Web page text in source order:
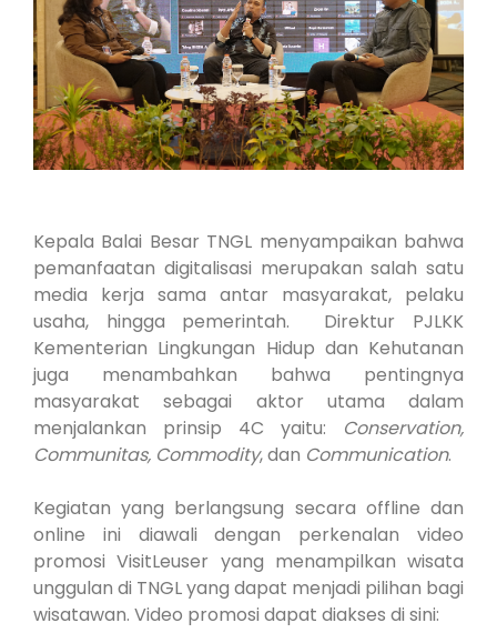
Kepala Balai Besar TNGL menyampaikan bahwa
pemanfaatan digitalisasi merupakan salah satu
media kerja sama antar masyarakat, pelaku
usaha, hingga pemerintah. Direktur PJLKK
Kementerian Lingkungan Hidup dan Kehutanan
juga menambahkan bahwa pentingnya
masyarakat sebagai aktor utama dalam
menjalankan prinsip 4C yaitu: Conservation,
Communitas, Commodity, dan Communication.
Kegiatan yang berlangsung secara offline dan
online ini diawali dengan perkenalan video
promosi VisitLeuser yang menampilkan wisata
unggulan di TNGL yang dapat menjadi pilihan bagi
wisatawan. Video promosi dapat diakses di sini: